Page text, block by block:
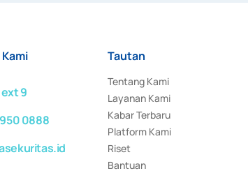
9
0888
Tautan
Tentang Kami
Layanan Kami
Kabar Terbaru
Platform Kami
Riset
Bantuan